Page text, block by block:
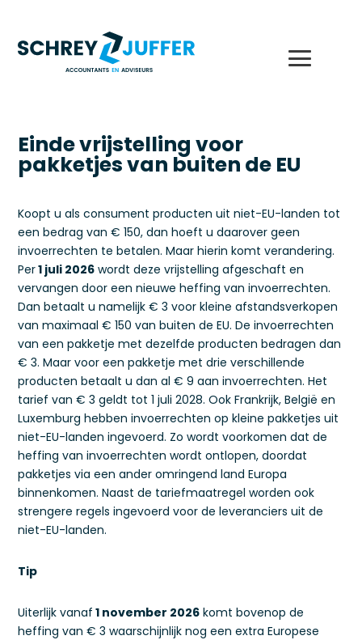
Einde vrijstelling voor
pakketjes van buiten de EU
Koopt u als consument producten uit niet-EU-landen tot
een bedrag van € 150, dan hoeft u daarover geen
invoerrechten te betalen. Maar hierin komt verandering.
Per1 juli 2026 wordt deze vrijstelling afgeschaft en
vervangen door een nieuwe heffing van invoerrechten.
Dan betaalt u namelijk € 3 voor kleine afstandsverkopen
van maximaal € 150 van buiten de EU. De invoerrechten
van een pakketje met dezelfde producten bedragen dan
€ 3. Maar voor een pakketje met drie verschillende
producten betaalt u dan al € 9 aan invoerrechten. Het
tarief van € 3 geldt tot 1 juli 2028. Ook Frankrijk, België en
Luxemburg hebben invoerrechten op kleine pakketjes uit
niet-EU-landen ingevoerd. Zo wordt voorkomen dat de
heffing van invoerrechten wordt ontlopen, doordat
pakketjes via een ander omringend land Europa
binnenkomen. Naast de tariefmaatregel worden ook
strengere regels ingevoerd voor de leveranciers uit de
niet-EU-landen.
Tip
Uiterlijk vanaf 1 november 2026 komt bovenop de
heffing van € 3 waarschijnlijk nog een extra Europese